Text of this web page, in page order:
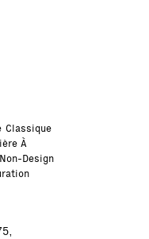
Classique
À
Non-Design